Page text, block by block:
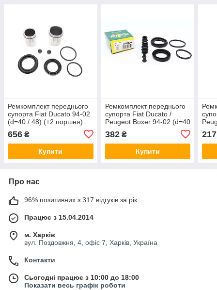
Ремкомплект переднього
супорта Fiat Ducato 94-02
(d=40 / 48) (+2 поршня)
656 ₴
Купити
Ремкомплект переднього
супорта Fiat Ducato /
Peugeot Boxer 94-02 (d=40
240006
382₴
Купити
217
Про нас
96% позитивних з 317 відгуків за рік
Працює з 15.04.2014
м. Харків
вул. Поздовжня, 4, офіс 7, Харків, Україна
Контакти
Сьогодні працює з 10:00 до 18:00
Показати весь графік роботи